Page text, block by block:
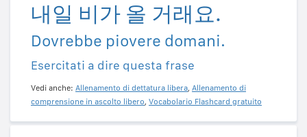
내일 비가 올 거래요.
Dovrebbe piovere domani.
Esercitati a dire questa frase
Vedi anche: Allenamento di dettatura libera, Allenamento di
comprensione in ascolto libero, Vocabolario Flashcard gratuito